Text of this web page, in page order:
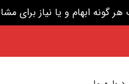
و یا نیاز برای مشاوره و راهنمایی با